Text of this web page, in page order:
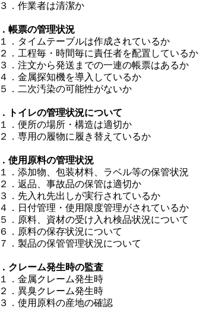
．作業者は清潔か
帳票の管理状況
．タイムテーブルは作成されているか
．工程毎・時間毎に責任者を配置しているか
．注文から発送までの一連の帳票はあるか
．金属探知機を導入しているか
．二次汚染の可能性がないか
トイレの管理状況について
．便所の場所・構造は適切か
．専用の履物に履き替えているか
使用原料の管理状況
．添加物、包装材料、ラベル等の保管状況
．返品、事故品の保管は適切か
．先入れ先出しが実行されているか
．日付管理・使用限度管理がされているか
．原料、資材の受け入れ検品状況について
．原料の保存状況について
．製品の保管管理状況について
クレーム発生時の監査
．金属クレーム発生時
．異臭クレーム発生時
．使用原料の産地の確認